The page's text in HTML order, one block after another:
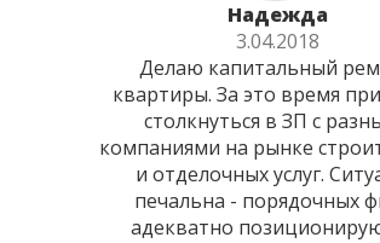
Надежда
3.04.2018
Делаю капитальный
квартиры. За это время
столкнуться в ЗП с
компаниями на рынке
и отделочных услуг.
печальна - порядочных
адекватно